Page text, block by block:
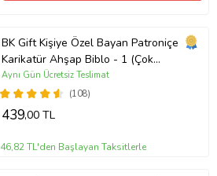
BK Gift Kişiye Özel Bayan Patroniçe
Karikatür Ahşap Biblo - 1 (Çok
Renkli)
(108)
Aynı Gün Ücretsiz Teslimat
439,00 TL
46,82 TL'den Başlayan Taksitlerle